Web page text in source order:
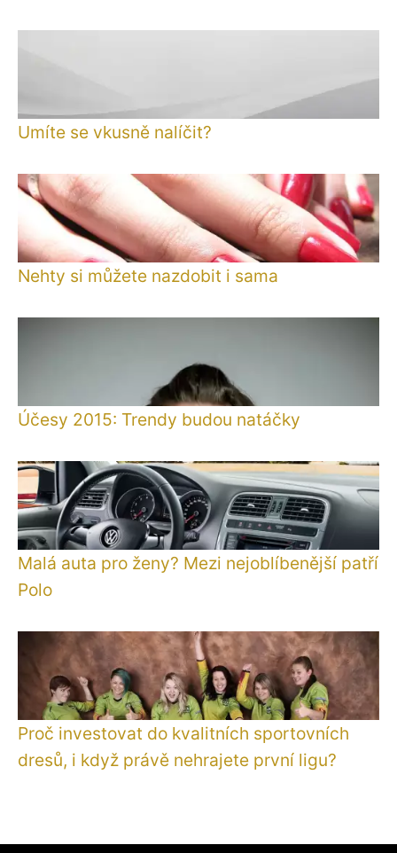
Umíte se vkusně nalíčit?
Nehty si můžete nazdobit i sama
Účesy 2015: Trendy budou natáčky
Malá auta pro ženy? Mezi nejoblíbenější patří
Polo
Proč investovat do kvalitních sportovních
dresů, i když právě nehrajete první ligu?